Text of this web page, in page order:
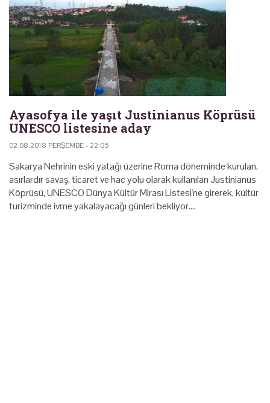
Ayasofya ile yaşıt Justinianus Köprüsü
UNESCO listesine aday
02.08.2018 PERŞEMBE - 22:05
Sakarya Nehrinin eski yatağı üzerine Roma döneminde kurulan,
asırlardır savaş, ticaret ve hac yolu olarak kullanılan Justinianus
Köprüsü, UNESCO Dünya Kültür Mirası Listesi'ne girerek, kültür
turizminde ivme yakalayacağı günleri bekliyor.…